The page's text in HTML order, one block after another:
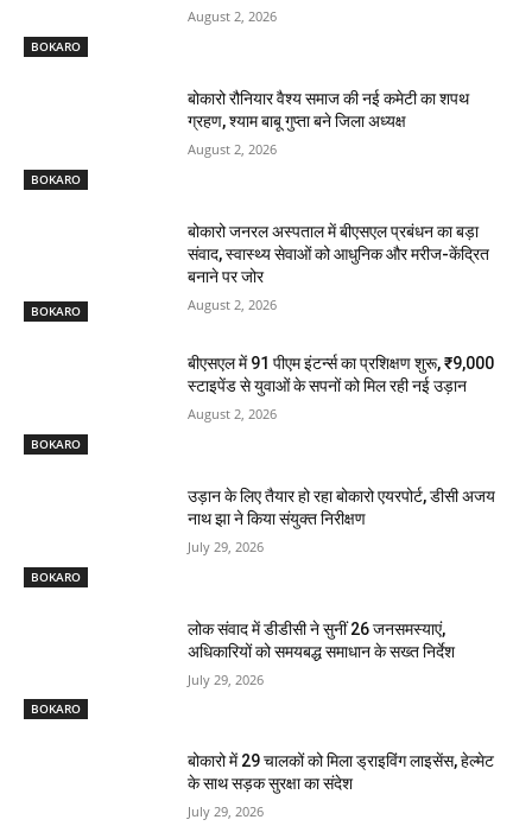
BOKARO
August 2, 2026
BOKARO
बोकारो रौनियार वैश्य समाज की नई कमेटी का शपथ
ग्रहण, श्याम बाबू गुप्ता बने जिला अध्यक्ष
August 2, 2026
BOKARO
बोकारो जनरल अस्पताल में बीएसएल प्रबंधन का बड़ा
संवाद, स्वास्थ्य सेवाओं को आधुनिक और मरीज-केंद्रित
बनाने पर जोर
August 2, 2026
BOKARO
बीएसएल में 91 पीएम इंटर्न्स का प्रशिक्षण शुरू, ₹9,000
स्टाइपेंड से युवाओं के सपनों को मिल रही नई उड़ान
August 2, 2026
BOKARO
उड़ान के लिए तैयार हो रहा बोकारो एयरपोर्ट, डीसी अजय
नाथ झा ने किया संयुक्त निरीक्षण
July 29, 2026
BOKARO
लोक संवाद में डीडीसी ने सुनीं 26 जनसमस्याएं,
अधिकारियों को समयबद्ध समाधान के सख्त निर्देश
July 29, 2026
बोकारो में 29 चालकों को मिला ड्राइविंग लाइसेंस, हेल्मेट
के साथ सड़क सुरक्षा का संदेश
July 29, 2026